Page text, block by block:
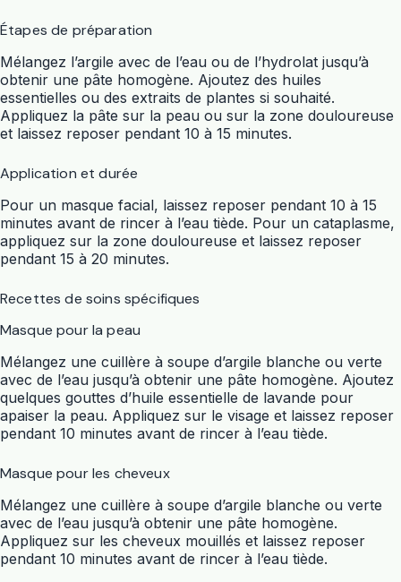
Étapes de préparation
Mélangez l’argile avec de l’eau ou de l’hydrolat jusqu’à
obtenir une pâte homogène. Ajoutez des huiles
essentielles ou des extraits de plantes si souhaité.
Appliquez la pâte sur la peau ou sur la zone douloureuse
et laissez reposer pendant 10 à 15 minutes.
Application et durée
Pour un masque facial, laissez reposer pendant 10 à 15
minutes avant de rincer à l’eau tiède. Pour un cataplasme,
appliquez sur la zone douloureuse et laissez reposer
pendant 15 à 20 minutes.
Recettes de soins spécifiques
Masque pour la peau
Mélangez une cuillère à soupe d’argile blanche ou verte
avec de l’eau jusqu’à obtenir une pâte homogène. Ajoutez
quelques gouttes d’huile essentielle de lavande pour
apaiser la peau. Appliquez sur le visage et laissez reposer
pendant 10 minutes avant de rincer à l’eau tiède.
Masque pour les cheveux
Mélangez une cuillère à soupe d’argile blanche ou verte
avec de l’eau jusqu’à obtenir une pâte homogène.
Appliquez sur les cheveux mouillés et laissez reposer
pendant 10 minutes avant de rincer à l’eau tiède.